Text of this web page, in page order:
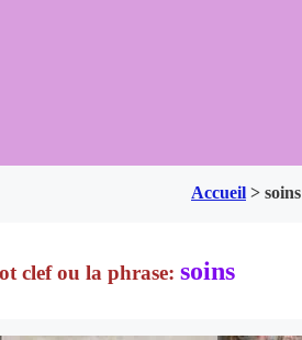
Accueil > soins
soins